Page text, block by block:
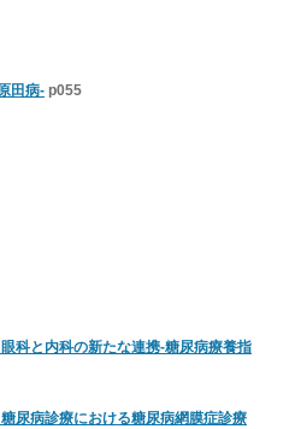
田病- p055
科と内科の新たな連携-糖尿病療養指
尿病診療における糖尿病網膜症診療